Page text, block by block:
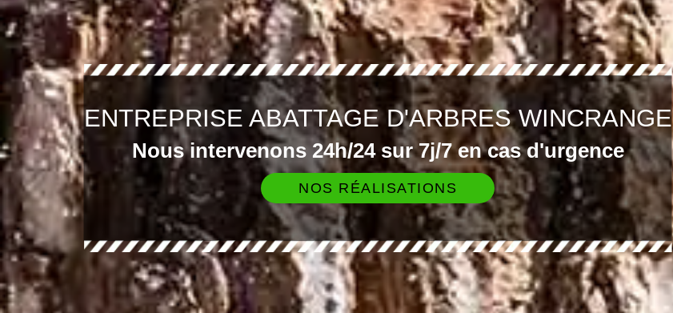
ENTREPRISE ABATTAGE D'ARBRES WINCRANGE
Nous intervenons 24h/24 sur 7j/7 en cas d'urgence
NOS RÉALISATIONS